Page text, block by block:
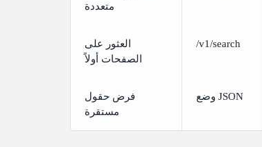
متعددة
العثور على
الصفحات أولاً
/v1/search
فرض حقول
مستقرة
وضع JSON